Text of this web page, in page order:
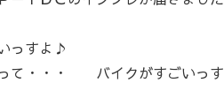
っすよ♪
て・・・ バイクがすごいっす